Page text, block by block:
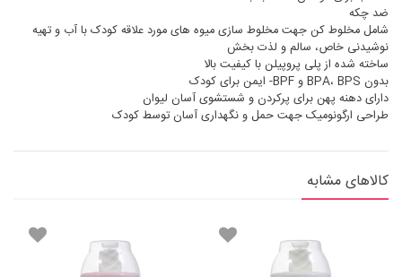
ضد چکه
شامل مخلوط کن جهت مخلوط سازی میوه های مورد علاقه کودک با آب و تهیه
نوشیدنی خاص، سالم و لذت بخش
ساخته شده از پلی پروپیلن با کیفیت بالا
بدون BPA، BPS و BPF- ایمن برای کودک
دارای دهنه پهن برای پرکردن و شستشوی آسان لیوان
طراحی ارگونومیک جهت حمل و نگهداری آسان توسط کودک
کالاهای مشابه